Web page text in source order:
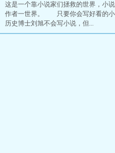
这是一个靠小说家们拯救的世界，小
作者一世界。 只要你会写好看的
历史博士刘旭不会写小说，但...